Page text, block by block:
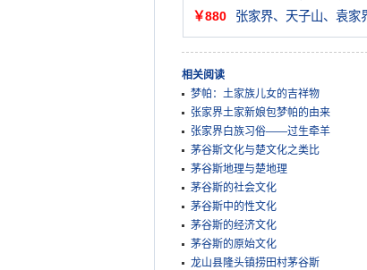
￥880
张家界、天子山、袁家
相关阅读
梦帕：土家族儿女的吉祥物
张家界土家新娘包梦帕的由来
张家界白族习俗——过生牵羊
茅谷斯文化与楚文化之类比
茅谷斯地理与楚地理
茅谷斯的社会文化
茅谷斯中的性文化
茅谷斯的经济文化
茅谷斯的原始文化
龙山县隆头镇捞田村茅谷斯